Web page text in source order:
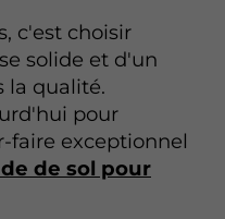
c'est choisir
solide et d'un
la qualité.
pour
faire exceptionnel
de sol pour